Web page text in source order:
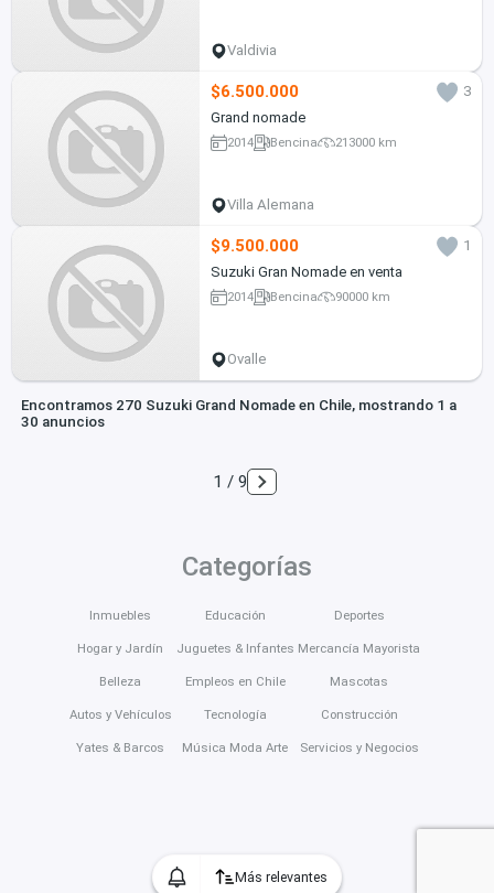
Más relevantes
Valdivia
$6.500.000
3
Grand nomade
2014 Bencina 213000 km
Villa Alemana
$9.500.000
1
Suzuki Gran Nomade en venta
2014 Bencina 90000 km
Ovalle
Encontramos 270 Suzuki Grand Nomade en Chile, mostrando 1 a
30 anuncios
1 / 9
Categorías
Inmuebles
Hogar y Jardín
Belleza
Autos y Vehículos
Yates & Barcos
Educación
Juguetes & Infantes
Empleos en Chile
Tecnología
Música Moda Arte
Deportes
Mercancía Mayorista
Mascotas
Construcción
Servicios y Negocios